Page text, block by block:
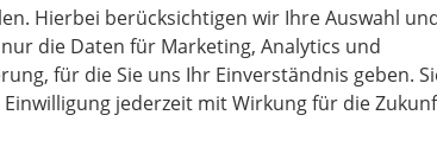
Hierbei berücksichtigen wir Ihre Auswahl
die Daten für Marketing, Analytics und
für die Sie uns Ihr Einverständnis geben.
jederzeit mit Wirkung für die